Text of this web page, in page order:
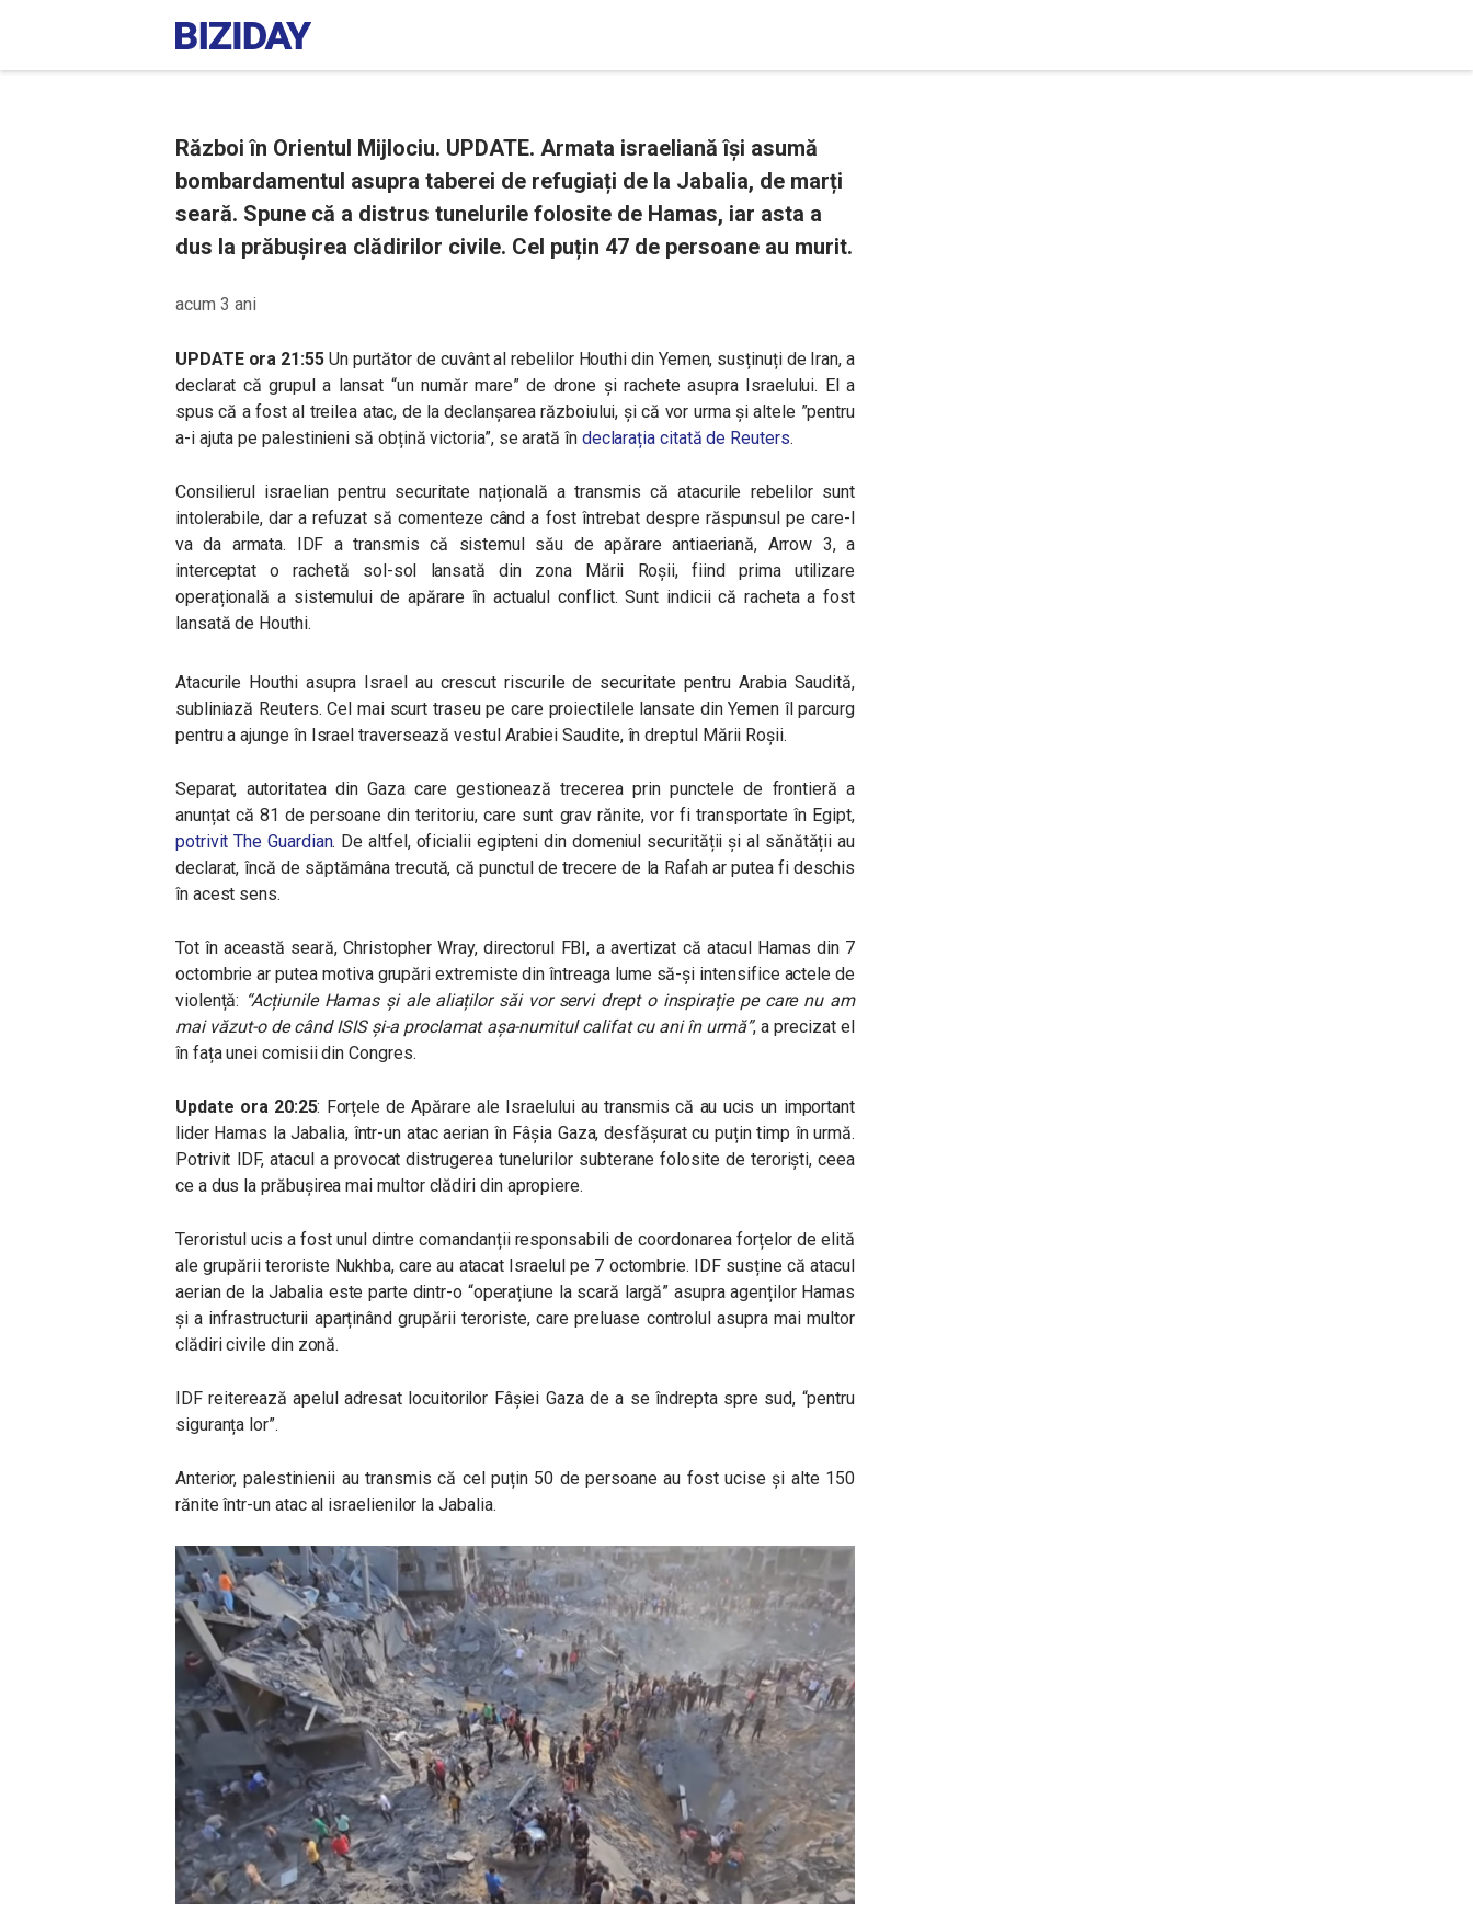
Război în Orientul Mijlociu. UPDATE. Armata israeliană își asumă
bombardamentul asupra taberei de refugiați de la Jabalia, de marți
seară. Spune că a distrus tunelurile folosite de Hamas, iar asta a
dus la prăbușirea clădirilor civile. Cel puțin 47 de persoane au murit.
acum 3 ani
UPDATE ora 21:55 Un purtător de cuvânt al rebelilor Houthi din Yemen, susținuți de Iran, a
declarat că grupul a lansat “un număr mare” de drone și rachete asupra Israelului. El a
spus că a fost al treilea atac, de la declanșarea războiului, și că vor urma și altele ”pentru
a-i ajuta pe palestinieni să obțină victoria”, se arată în declarația citată de Reuters.
Consilierul israelian pentru securitate națională a transmis că atacurile rebelilor sunt
intolerabile, dar a refuzat să comenteze când a fost întrebat despre răspunsul pe care-l
va da armata. IDF a transmis că sistemul său de apărare antiaeriană, Arrow 3, a
interceptat o rachetă sol-sol lansată din zona Mării Roșii, fiind prima utilizare
operațională a sistemului de apărare în actualul conflict. Sunt indicii că racheta a fost
lansată de Houthi.
Atacurile Houthi asupra Israel au crescut riscurile de securitate pentru Arabia Saudită,
subliniază Reuters. Cel mai scurt traseu pe care proiectilele lansate din Yemen îl parcurg
pentru a ajunge în Israel traversează vestul Arabiei Saudite, în dreptul Mării Roșii.
Separat, autoritatea din Gaza care gestionează trecerea prin punctele de frontieră a
anunțat că 81 de persoane din teritoriu, care sunt grav rănite, vor fi transportate în Egipt,
potrivit The Guardian. De altfel, oficialii egipteni din domeniul securității și al sănătății au
declarat, încă de săptămâna trecută, că punctul de trecere de la Rafah ar putea fi deschis
în acest sens.
Tot în această seară, Christopher Wray, directorul FBI, a avertizat că atacul Hamas din 7
octombrie ar putea motiva grupări extremiste din întreaga lume să-și intensifice actele de
violență: “Acțiunile Hamas și ale aliaților săi vor servi drept o inspirație pe care nu am
mai văzut-o de când ISIS și-a proclamat așa-numitul califat cu ani în urmă”, a precizat el
în fața unei comisii din Congres.
Update ora 20:25: Forțele de Apărare ale Israelului au transmis că au ucis un important
lider Hamas la Jabalia, într-un atac aerian în Fâșia Gaza, desfășurat cu puțin timp în urmă.
Potrivit IDF, atacul a provocat distrugerea tunelurilor subterane folosite de teroriști, ceea
ce a dus la prăbușirea mai multor clădiri din apropiere.
Teroristul ucis a fost unul dintre comandanții responsabili de coordonarea forțelor de elită
ale grupării teroriste Nukhba, care au atacat Israelul pe 7 octombrie. IDF susține că atacul
aerian de la Jabalia este parte dintr-o “operațiune la scară largă” asupra agenților Hamas
și a infrastructurii aparținând grupării teroriste, care preluase controlul asupra mai multor
clădiri civile din zonă.
IDF reiterează apelul adresat locuitorilor Fâșiei Gaza de a se îndrepta spre sud, “pentru
siguranța lor”.
Anterior, palestinienii au transmis că cel puțin 50 de persoane au fost ucise și alte 150
rănite într-un atac al israelienilor la Jabalia.